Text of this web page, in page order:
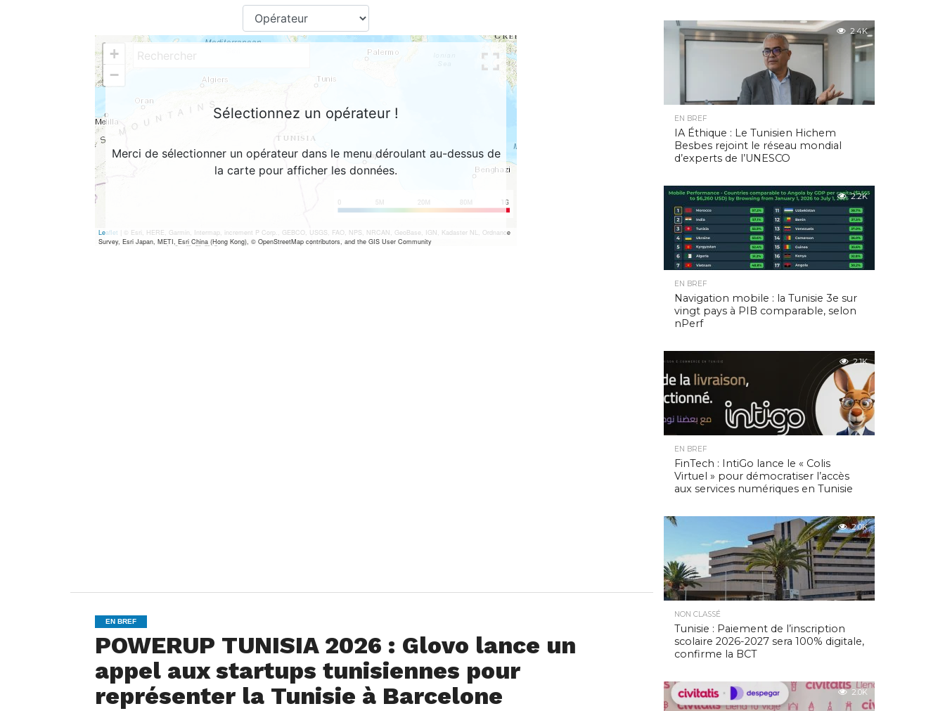
EN BREF
POWERUP TUNISIA 2026 : Glovo lance un
appel aux startups tunisiennes pour
représenter la Tunisie à Barcelone
2.4K
EN BREF
IA Éthique : Le Tunisien Hichem
Besbes rejoint le réseau mondial
d’experts de l’UNESCO
2.2K
EN BREF
Navigation mobile : la Tunisie 3e sur
vingt pays à PIB comparable, selon
nPerf
2.1K
EN BREF
FinTech : IntiGo lance le « Colis
Virtuel » pour démocratiser l’accès
aux services numériques en Tunisie
2.0K
NON CLASSÉ
Tunisie : Paiement de l’inscription
scolaire 2026-2027 sera 100% digitale,
confirme la BCT
2.0K